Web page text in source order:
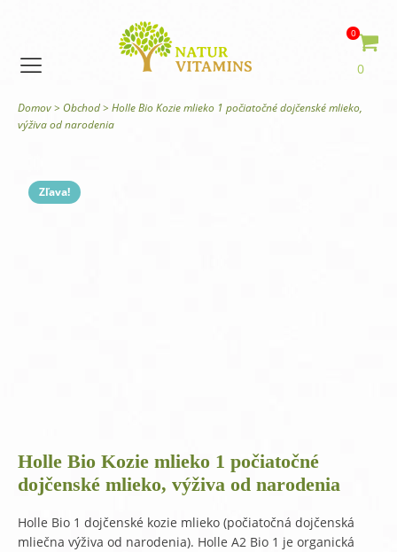
0
0
Domov> Obchod> Holle Bio Kozie mlieko 1 počiatočné dojčenské mlieko,
výživa od narodenia
Zľava!
Holle Bio Kozie mlieko 1 počiatočné
dojčenské mlieko, výživa od narodenia
Holle Bio 1 dojčenské kozie mlieko (počiatočná dojčenská
mliečna výživa od narodenia). Holle A2 Bio 1 je organická